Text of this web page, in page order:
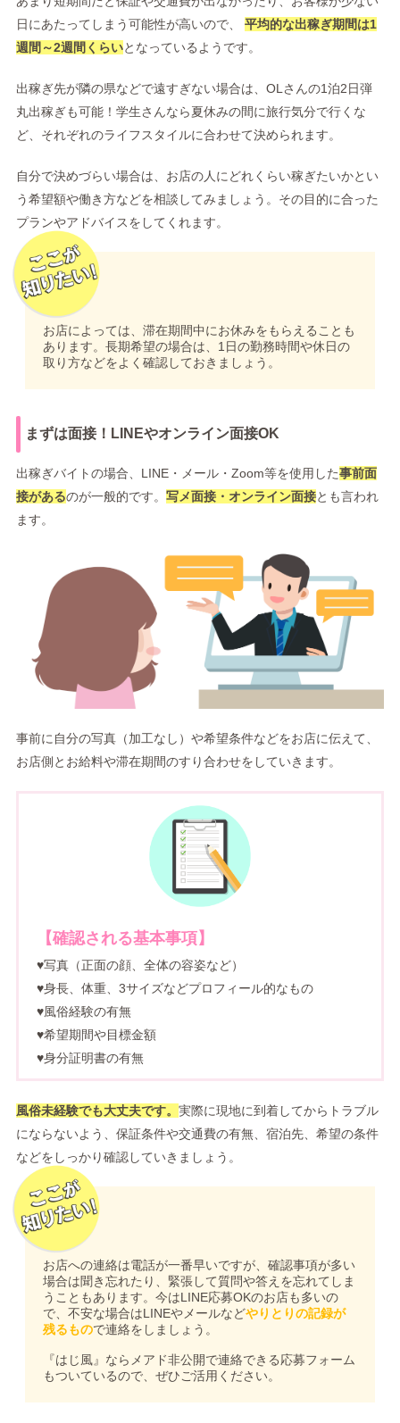
日にあたってしまう可能性が高いので、 平均的な出稼ぎ期間は1
週間～2週間くらいとなっているようです。
出稼ぎ先が隣の県などで遠すぎない場合は、OLさんの1泊2日弾
丸出稼ぎも可能！学生さんなら夏休みの間に旅行気分で行くな
ど、それぞれのライフスタイルに合わせて決められます。
自分で決めづらい場合は、お店の人にどれくらい稼ぎたいかとい
う希望額や働き方などを相談してみましょう。その目的に合った
プランやアドバイスをしてくれます。
お店によっては、滞在期間中にお休みをもらえることも
あります。長期希望の場合は、1日の勤務時間や休日の
取り方などをよく確認しておきましょう。
まずは面接！LINEやオンライン面接OK
出稼ぎバイトの場合、LINE・メール・Zoom等を使用した事前面
接があるのが一般的です。 写メ面接・オンライン面接とも言われ
ます。
事前に自分の写真（加工なし）や希望条件などをお店に伝えて、
お店側とお給料や滞在期間のすり合わせをしていきます。
【確認される基本事項】
♥写真（正面の顔、全体の容姿など）
♥身長、体重、3サイズなどプロフィール的なもの
♥風俗経験の有無
♥希望期間や目標金額
♥身分証明書の有無
風俗未経験でも大丈夫です。 実際に現地に到着してからトラブル
にならないよう、保証条件や交通費の有無、宿泊先、希望の条件
などをしっかり確認していきましょう。
お店への連絡は電話が一番早いですが、確認事項が多い
場合は聞き忘れたり、緊張して質問や答えを忘れてしま
うこともあります。今はLINE応募OKのお店も多いの
で、不安な場合はLINEやメールなどやりとりの記録が
残るもので連絡をしましょう。
『はじ風』ならメアド非公開で連絡できる応募フォーム
もついているので、ぜひご活用ください。